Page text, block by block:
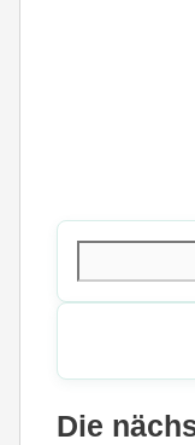
Die